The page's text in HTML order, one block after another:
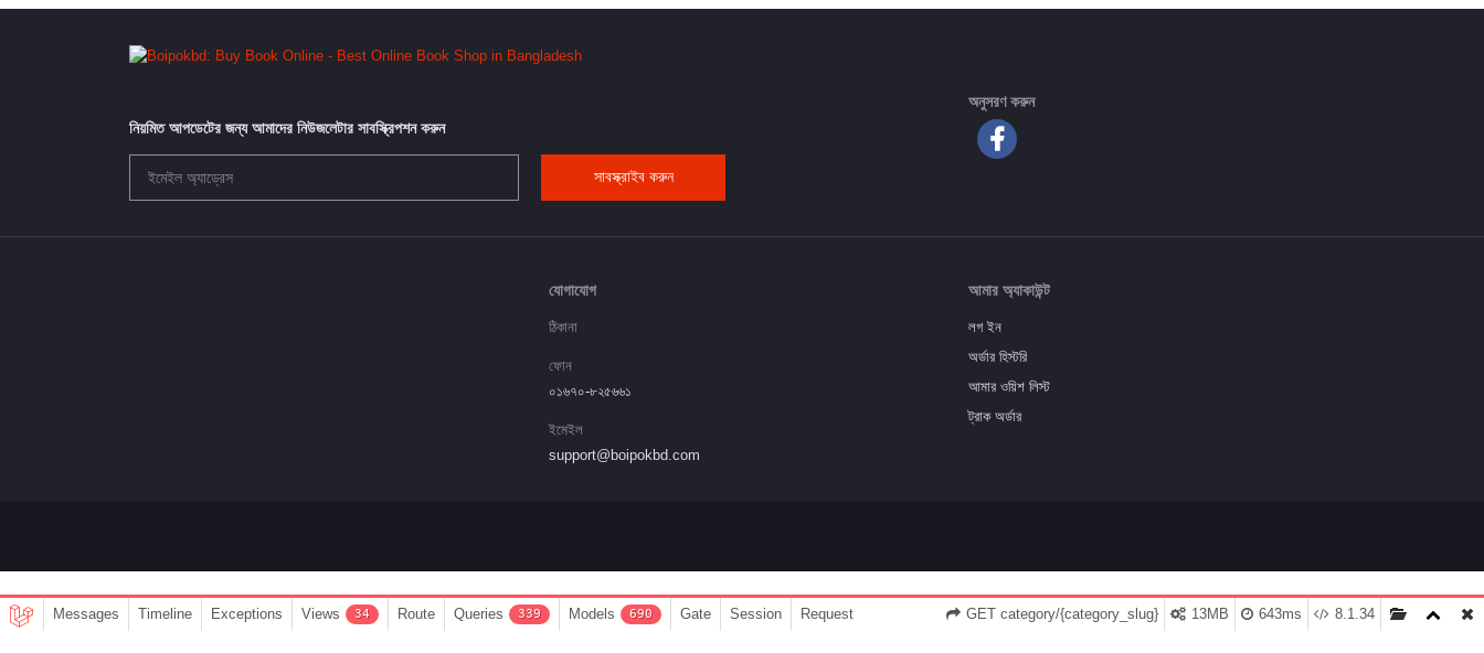
নিয়মিত আপডেটের জন্য আমাদের নিউজলেটার সাবস্ক্রিপশন করুন
সাবস্ক্রাইব করুন
অনুসরণ করুন
যোগাযোগ
ঠিকানা
ফোন
০১৬৭০-৮২৫৬৬১
ইমেইল
support@boipokbd.com
আমার অ্যাকাউন্ট
লগ ইন
অর্ডার হিস্টরি
আমার ওয়িশ লিস্ট
ট্রাক অর্ডার
Messages Timeline Exceptions Views 34 Route Queries 339 Models 690 Gate Session Request 8.1.34
643ms
13MB
GET category/{category_slug}